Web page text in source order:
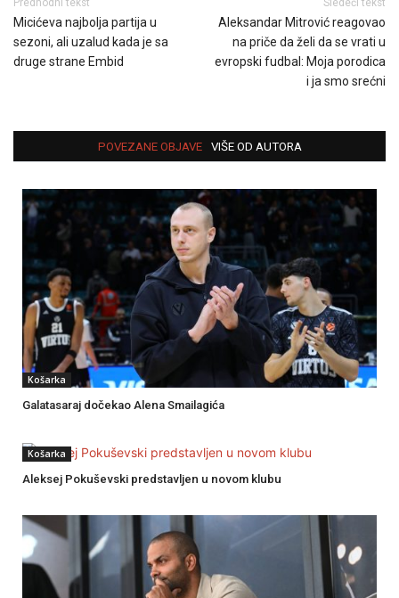
Predhodni tekst
Micićeva najbolja partija u
sezoni, ali uzalud kada je sa
druge strane Embid
Sledeći tekst
Aleksandar Mitrović reagovao
na priče da želi da se vrati u
evropski fudbal: Moja porodica
i ja smo srećni
POVEZANE OBJAVE VIŠE OD AUTORA
Košarka
Galatasaraj dočekao Alena Smailagića
Košarka
Aleksej Pokuševski predstavljen u novom klubu